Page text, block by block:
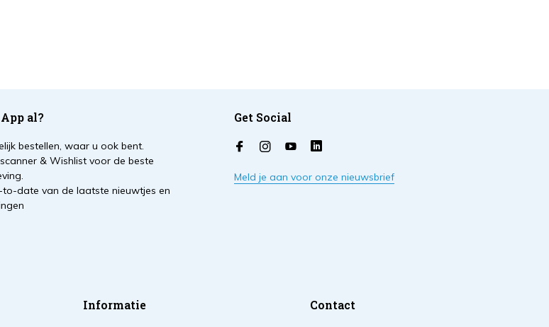
al?
bestellen, waar u ook bent.
& Wishlist voor de beste
date van de laatste nieuwtjes en
Get Social
Meld je aan voor onze nieuwsbrief
Informatie Contact